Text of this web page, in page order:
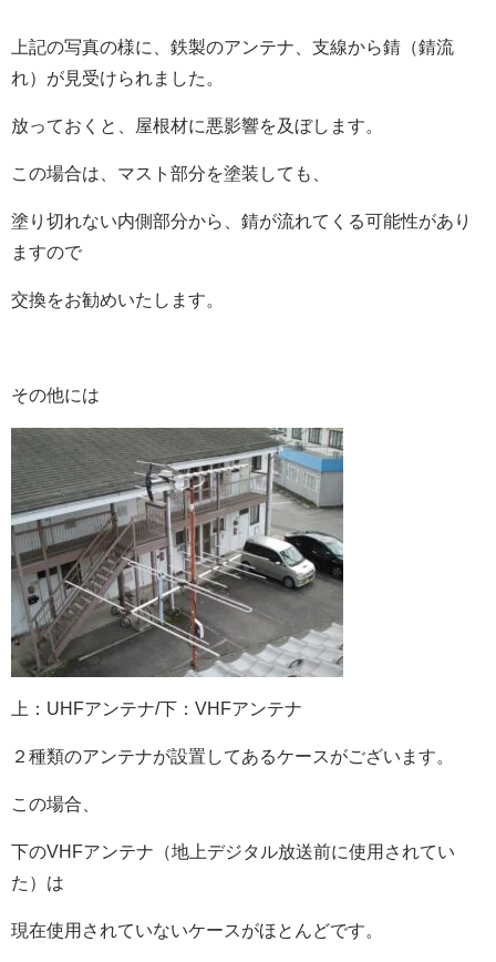
上記の写真の様に、鉄製のアンテナ、支線から錆（錆流
れ）が見受けられました。
放っておくと、屋根材に悪影響を及ぼします。
この場合は、マスト部分を塗装しても、
塗り切れない内側部分から、錆が流れてくる可能性があり
ますので
交換をお勧めいたします。
その他には
上：UHFアンテナ/下：VHFアンテナ
２種類のアンテナが設置してあるケースがございます。
この場合、
下のVHFアンテナ（地上デジタル放送前に使用されてい
た）は
現在使用されていないケースがほとんどです。